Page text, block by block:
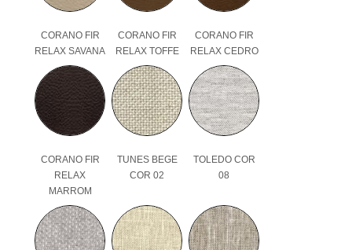
CORANO FIR
RELAX SAVANA
CORANO FIR
RELAX TOFFE
CORANO FIR
RELAX CEDRO
CORANO FIR
RELAX
MARROM
TUNES BEGE
COR 02
TOLEDO COR
08